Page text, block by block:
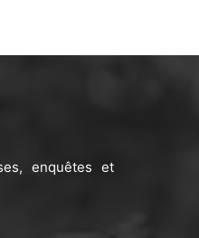
enquêtes et